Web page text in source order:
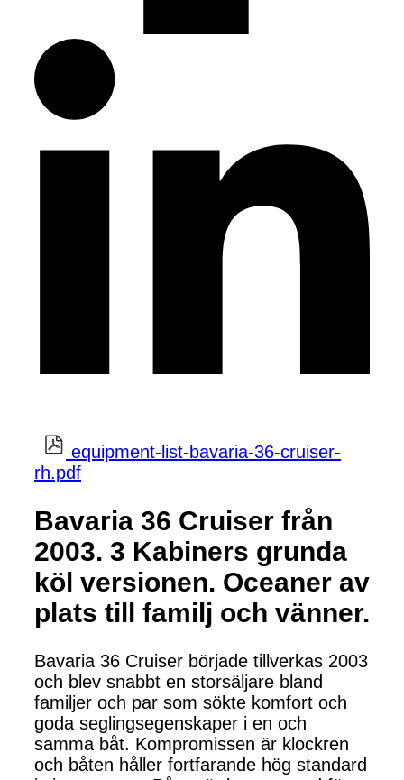
equipment-list-bavaria-36-cruiser-
rh.pdf
Bavaria 36 Cruiser från
2003. 3 Kabiners grunda
köl versionen. Oceaner av
plats till familj och vänner.
Bavaria 36 Cruiser började tillverkas 2003
och blev snabbt en storsäljare bland
familjer och par som sökte komfort och
goda seglingsegenskaper i en och
samma båt. Kompromissen är klockren
och båten håller fortfarande hög standard